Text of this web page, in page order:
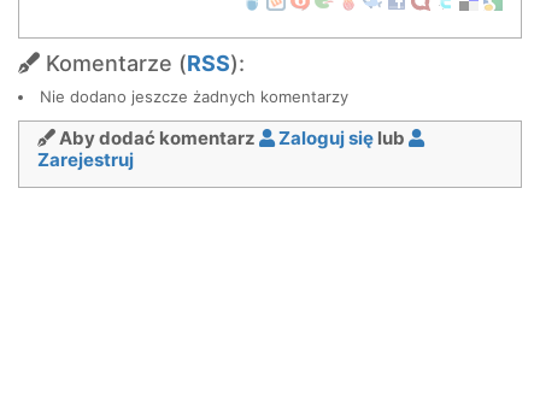
Komentarze (RSS):
Nie dodano jeszcze żadnych komentarzy
Aby dodać komentarz Zaloguj się lub
Zarejestruj